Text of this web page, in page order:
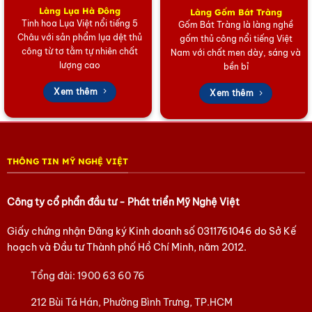
sâu vào từng sợi tơ, đảm bảo bền màu tuyệt đối mà vẫn
giữ nguyên độ rủ mềm mại của lụa.
Giá trị duy nhất: Vì được vẽ tay hoàn toàn, không bao giờ
có hai chiếc khăn giống hệt nhau, khẳng định vị thế riêng
biệt của chủ nhân.
“Khăn lụa vẽ tay Nam Cao là sự lựa chọn
của những người phụ nữ tinh tế, biết trân
định gu thẩm mỹ khác biệt.”
3. Ứng Dụng Đa Năng Của Khăn Lụa Tơ Tằm
Trong Cuộc Sống
Với vẻ đẹp kiêu sa, chiếc khăn này dễ dàng biến hóa trong
mọi hoàn cảnh:
Phụ kiện thời trang:Điểm nhấn hoàn hảo khi diện váy dạ
Làng Lụa Hà Đông
Tinh hoa Lụa Việt nổi tiếng 5
Châu với sản phẩm lụa dệt thủ
công từ tơ tằm tự nhiên chất
lượng cao
Xem thêm
Làng Gốm Bát Tràng
Gốm Bát Tràng là làng nghề
gốm thủ công nổi tiếng Việt
Nam với chất men dày, sáng và
bền bỉ
Xem thêm
THÔNG TIN MỸ NGHỆ VIỆT
Công ty cổ phẩn đầu tư - Phát triển Mỹ Nghệ Việt
Giấy chứng nhận Đăng ký Kinh doanh số0311761046 do Sở Kế
hoạch và Đầu tư Thành phố Hồ Chí Minh, năm 2012.
Tổng đài:1900 63 60 76
212 Bùi Tá Hán, Phường Bình Trưng, TP.HCM